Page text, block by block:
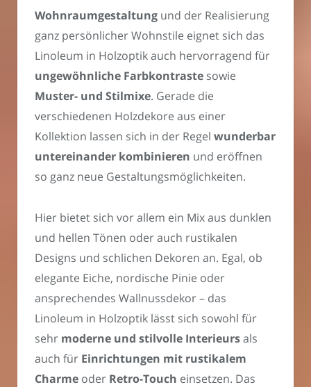
Wohnraumgestaltung und der Realisierung
ganz persönlicher Wohnstile eignet sich das
Linoleum in Holzoptik auch hervorragend für
ungewöhnliche Farbkontraste sowie
Muster- und Stilmixe. Gerade die
verschiedenen Holzdekore aus einer
Kollektion lassen sich in der Regel wunderbar
untereinander kombinieren und eröffnen
so ganz neue Gestaltungsmöglichkeiten.
Hier bietet sich vor allem ein Mix aus dunklen
und hellen Tönen oder auch rustikalen
Designs und schlichen Dekoren an. Egal, ob
elegante Eiche, nordische Pinie oder
ansprechendes Wallnussdekor – das
Linoleum in Holzoptik lässt sich sowohl für
sehr moderne und stilvolle Interieursals
auch für Einrichtungen mit rustikalem
Charme oder Retro-Touch einsetzen. Das